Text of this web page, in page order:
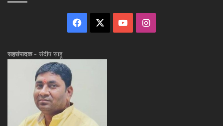
Facebook YouTubeInstagram
सहसंपादक - संदीप साहू